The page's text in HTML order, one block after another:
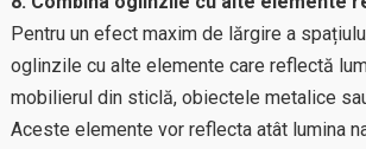
Pentru un efect maxim de lărgire a
oglinzile cu alte elemente care reflectă
mobilierul din sticlă, obiectele metalice
Aceste elemente vor reflecta atât lumina